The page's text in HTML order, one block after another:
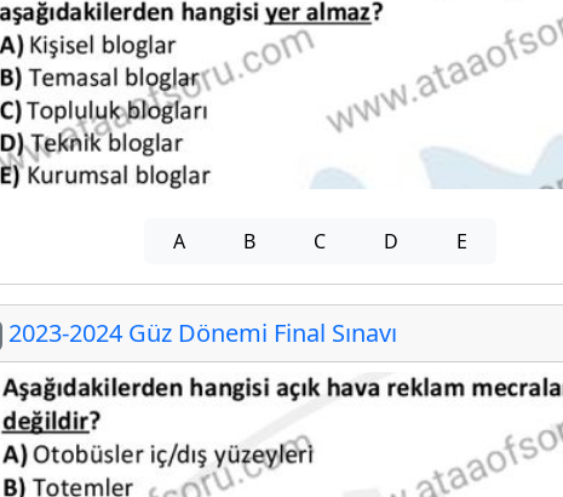
A B C D E
2023-2024 Güz Dönemi Final Sınavı